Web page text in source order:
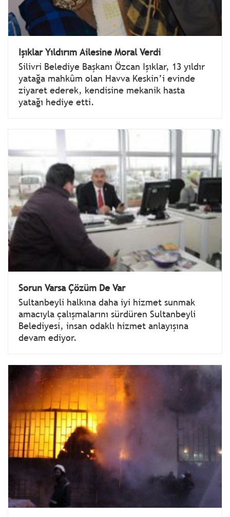
Işıklar Yıldırım Ailesine Moral Verdi
Silivri Belediye Başkanı Özcan Işıklar, 13 yıldır
yatağa mahkûm olan Havva Keskin’i evinde
ziyaret ederek, kendisine mekanik hasta
yatağı hediye etti.
Sorun Varsa Çözüm De Var
Sultanbeyli halkına daha iyi hizmet sunmak
amacıyla çalışmalarını sürdüren Sultanbeyli
Belediyesi, insan odaklı hizmet anlayışına
devam ediyor.